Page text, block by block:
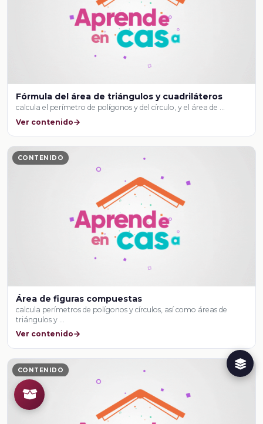
Fórmula del área de triángulos y cuadriláteros
calcula el perímetro de polígonos y del círculo, y el área de …
Ver contenido
CONTENIDO
Área de figuras compuestas
calcula perímetros de polígonos y círculos, así como áreas de
triángulos y …
Ver contenido
CONTENIDO